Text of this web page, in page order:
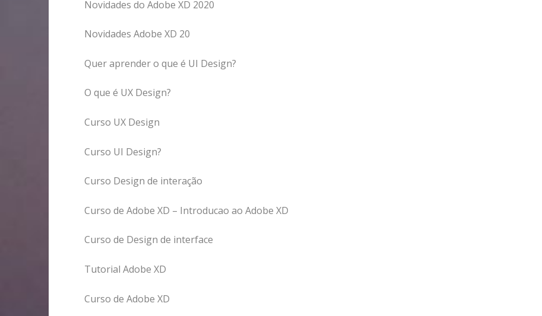
Novidades do Adobe XD 2020
Novidades Adobe XD 20
Quer aprender o que é UI Design?
O que é UX Design?
Curso UX Design
Curso UI Design?
Curso Design de interação
Curso de Adobe XD – Introducao ao Adobe XD
Curso de Design de interface
Tutorial Adobe XD
Curso de Adobe XD